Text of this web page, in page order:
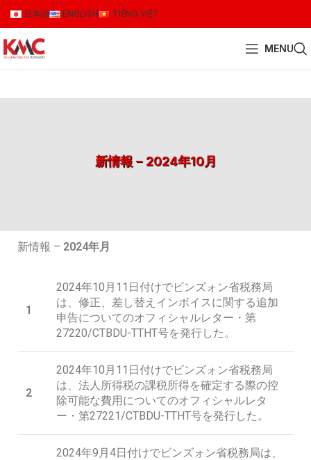
日本語 ENGLISH TIẾNG VIỆT
MENU
新情報 – 2024年10月
新情報 – 2024年月
1
2024年10月11日付けでビンズォン省税務局
は、修正、差し替えインボイスに関する追加
申告についてのオフィシャルレター・第
27220/CTBDU-TTHT号を発行した。
2
2024年10月11日付けでビンズォン省税務局
は、法人所得税の課税所得を確定する際の控
除可能な費用についてのオフィシャルレタ
ー・第27221/CTBDU-TTHT号を発行した。
2024年9月4日付けでビンズォン省税務局は、